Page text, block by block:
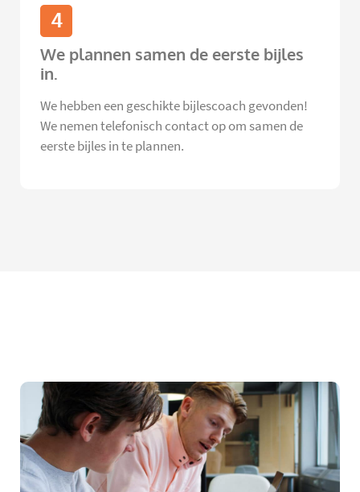
4
We plannen samen de eerste bijles
in.
We hebben een geschikte bijlescoach gevonden!
We nemen telefonisch contact op om samen de
eerste bijles in te plannen.